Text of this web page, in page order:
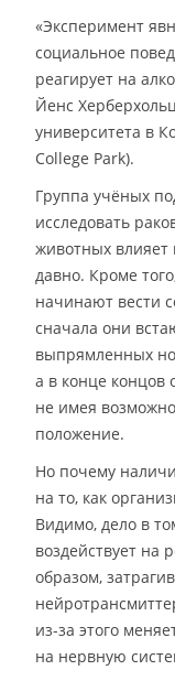
«Эксперимент
социальное
реагирует на
Йенс
университета в
College Park).
Группа учёных
исследовать
животных влияет
давно. Кроме
начинают вести
сначала они
выпрямленных
а в конце
не имея
положение.
Но почему
на то, как
Видимо, дело в
воздействует на
образом,
из-за этого
на нервную